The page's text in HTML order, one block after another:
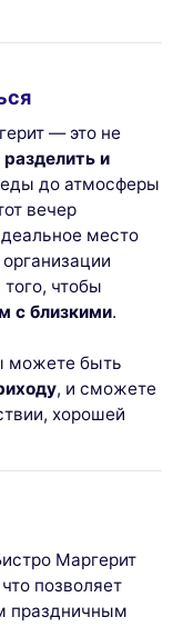
— это не
и
до атмосферы
вечер
место
организации
чтобы
с близкими.
можете быть
, и сможете
хорошей
Маргерит
что позволяет
праздничным